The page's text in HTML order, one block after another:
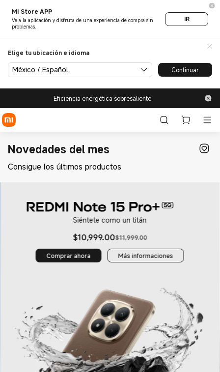
Mi Store APP
Ve a la aplicación y disfruta de una experiencia de compra sin
problemas.
IR
Elige tu ubicación e idioma
México / Español Continuar
Eficiencia energética sobresaliente
Últimos y nuevos productos
Novedades del mes
Consigue los últimos productos
Siéntete como un titán
$10,999.00Current Price $10999
$11,999.00
Precio de comercialización $11,999.00
Comprar ahora
Más informaciones